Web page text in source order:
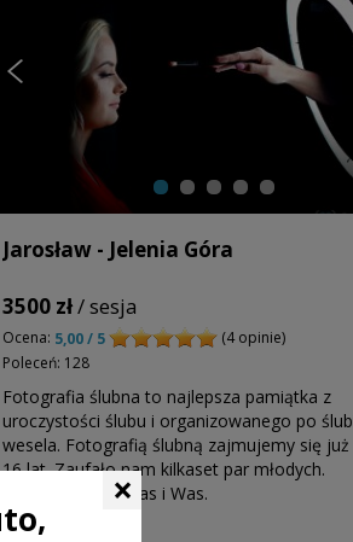
Jarosław - Jelenia Góra
3500 zł/ sesja
Ocena: 5,00 / 5
(4 opinie)
Poleceń: 128
Fotografia ślubna to najlepsza pamiątka z
uroczystości ślubu i organizowanego po
wesela. Fotografią ślubną zajmujemy się już
16 lat. Zaufało nam kilkaset par młodych.
Zapraszamy do nas i Was.
×